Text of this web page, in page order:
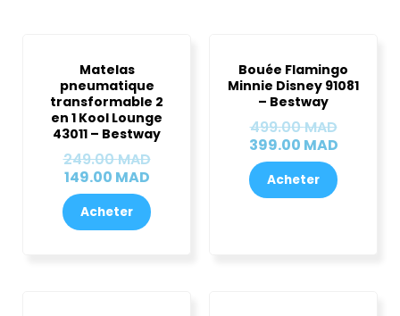
Matelas
pneumatique
transformable 2
en 1 Kool Lounge
43011 – Bestway
249.00MAD
initial
était :
249.00 MAD.
149.00 MAD
actuel
est :
149.00 MAD.
Acheter
Bouée Flamingo
Minnie Disney 91081
– Bestway
499.00MAD
initial
était :
399.00 MAD
actuel
est :
Acheter